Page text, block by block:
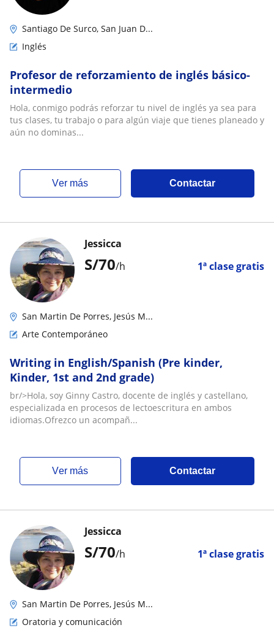
Santiago De Surco, San Juan D...
Inglés
Profesor de reforzamiento de inglés básico-
intermedio
Hola, conmigo podrás reforzar tu nivel de inglés ya sea para
tus clases, tu trabajo o para algún viaje que tienes planeado y
aún no dominas...
ver más Contactar
S/70/h 1ª clase gratis
Jessicca
San Martin De Porres, Jesús M...
Arte Contemporáneo
Writing in English/Spanish (Pre kinder,
Kinder, 1st and 2nd grade)
br/>Hola, soy Ginny Castro, docente de inglés y castellano,
especializada en procesos de lectoescritura en ambos
idiomas.Ofrezco un acompañ...
ver más Contactar
S/70/h 1ª clase gratis
Jessicca
San Martin De Porres, Jesús M...
Oratoria y comunicación